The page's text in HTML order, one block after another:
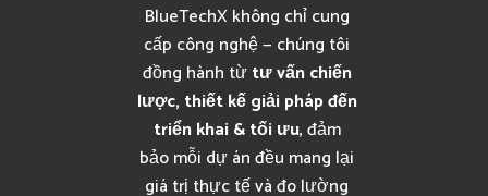
BlueTechX không chỉ cung
cấp công nghệ — chúng tôi
đồng hành từtư vấn chiến
lược, thiết kế giải pháp đến
triển khai & tối ưu, đảm
bảo mỗi dự án đều mang lại
giá trị thực tế và đo lường